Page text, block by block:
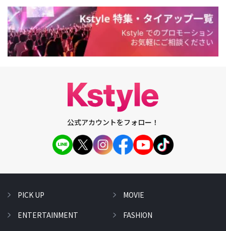
公式アカウントをフォロー！
PICK UP
ENTERTAINMENT
MOVIE
FASHION